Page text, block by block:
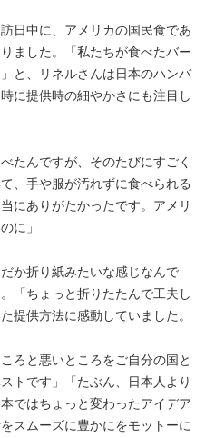
日中に、アメリカの国民食であ
ました。「私たちが食べたバー
と、リネルさんは日本のハンバ
に提供時の細やかさにも注目し
たんですが、そのたびにすごく
、手や服が汚れずに食べられる
にありがたかったです。アメリ
に」
か折り紙みたいな感じなんで
「ちょっと折りたたんで工夫し
提供方法に感動していました。
ろと悪いところをご自分の国と
トです」「たぶん、日本人より
ではちょっと変わったアイデア
スムーズに豊かにをモットーに